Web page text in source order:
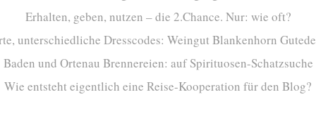
Erhalten, geben, nutzen – die 2.Chance. Nur: wie oft?
unterschiedliche Dresscodes: Weingut Blankenhorn
Baden und Ortenau Brennereien: auf Spirituosen-Schatzsuche
Wie entsteht eigentlich eine Reise-Kooperation für den Blog?